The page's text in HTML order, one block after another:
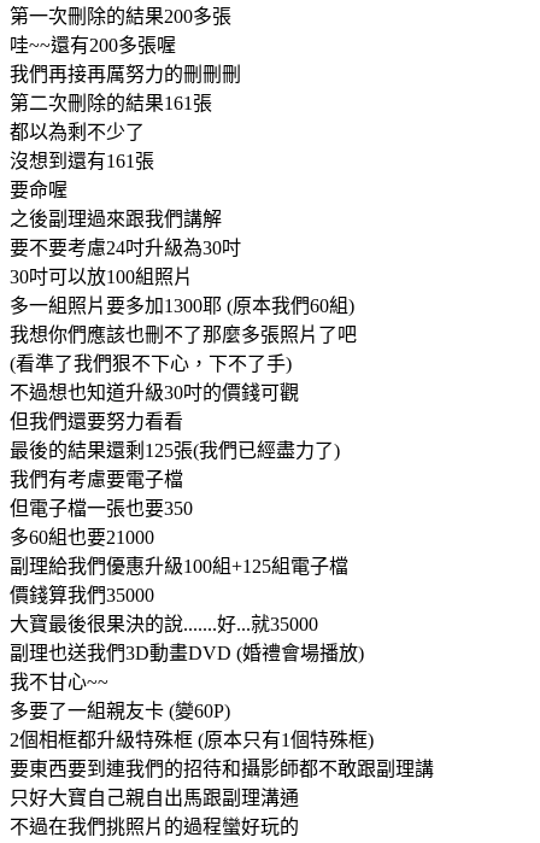
第一次刪除的結果200多張
哇~~還有200多張喔
我們再接再厲努力的刪刪刪
第二次刪除的結果161張
都以為剩不少了
沒想到還有161張
要命喔
之後副理過來跟我們講解
要不要考慮24吋升級為30吋
30吋可以放100組照片
多一組照片要多加1300耶 (原本我們60組)
我想你們應該也刪不了那麼多張照片了吧
(看準了我們狠不下心，下不了手)
不過想也知道升級30吋的價錢可觀
但我們還要努力看看
最後的結果還剩125張(我們已經盡力了)
我們有考慮要電子檔
但電子檔一張也要350
多60組也要21000
副理給我們優惠升級100組+125組電子檔
價錢算我們35000
大寶最後很果決的說.......好...就35000
副理也送我們3D動畫DVD (婚禮會場播放)
我不甘心~~
多要了一組親友卡 (變60P)
2個相框都升級特殊框 (原本只有1個特殊框)
要東西要到連我們的招待和攝影師都不敢跟副理講
只好大寶自己親自出馬跟副理溝通
不過在我們挑照片的過程蠻好玩的